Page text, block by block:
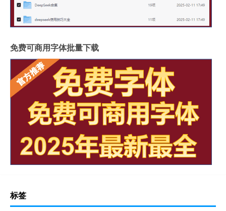
免费可商用字体批量下载
标签